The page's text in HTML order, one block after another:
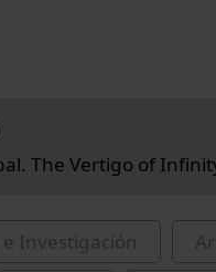
The Vertigo of
Investigación